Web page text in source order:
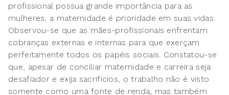
profissional possua grande importância para as
mulheres, a maternidade é prioridade em suas vidas.
Observou-se que as mães-profissionais enfrentam
cobranças externas e internas para que exerçam
perfeitamente todos os papéis sociais. Constatou-se
que, apesar de conciliar maternidade e carreira seja
desafiador e exija sacrifícios, o trabalho não é visto
somente como uma fonte de renda, mas também